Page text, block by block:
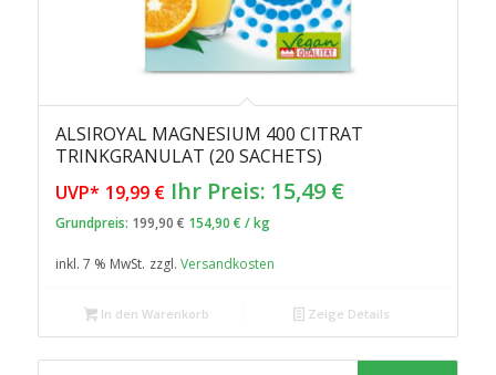
ALSIROYAL MAGNESIUM 400 CITRAT
TRINKGRANULAT (20 SACHETS)
UVP* 19,99 € Ursprünglicher
Preis
19,99 €
Ihr Preis: 15,49 €Aktueller
Grundpreis: 199,90 € 154,90 € /kg
inkl. 7 % MwSt. zzgl. Versandkosten
In den Warenkorb Zeige Details